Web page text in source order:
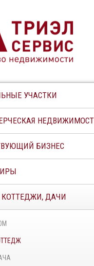
УЧАСТКИ
БИЗНЕС
ДАЧИ